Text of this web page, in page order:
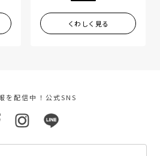
くわしく見る
を配信中！公式SNS